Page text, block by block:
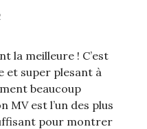
la meilleure ! C’est
et super plesant à
beaucoup
MV est l’un des plus
pour montrer